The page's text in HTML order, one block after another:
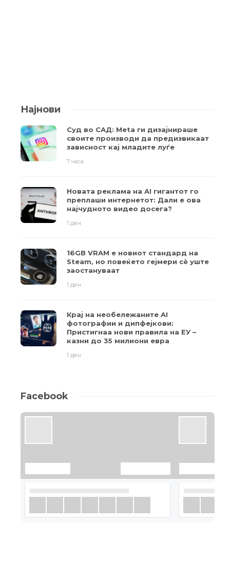
Најнови
Суд во САД: Meta ги дизајнираше
своите производи да предизвикаат
зависност кај младите луѓе
7 часа
Новата реклама на AI гигантот го
преплаши интернетот: Дали е ова
најчудното видео досега?
1 ден
16GB VRAM е новиот стандард на
Steam, но повеќето гејмери ​​сè уште
заостануваат
1 ден
Крај на необележаните AI
фотографии и дипфејкови:
Пристигнаа нови правила на ЕУ –
казни до 35 милиони евра
1 ден
Facebook